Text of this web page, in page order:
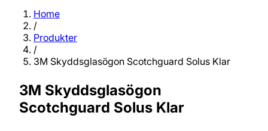
Home
/
Produkter
/
3M Skyddsglasögon Scotchguard Solus Klar
3M Skyddsglasögon
Scotchguard Solus Klar